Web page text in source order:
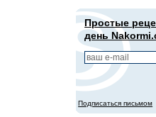
Простые
день
Подписаться письмом